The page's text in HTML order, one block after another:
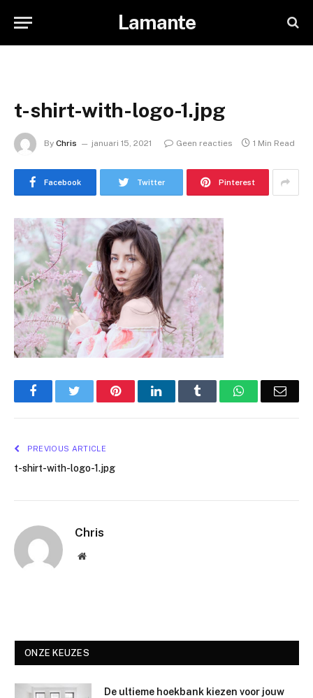
Lamante
t-shirt-with-logo-1.jpg
By Chris januari 15, 2021 Geen reacties 1 Min Read
Facebook Twitter Pinterest
FacebookTwitter PinterestLinkedIn Tumblr WhatsApp
PREVIOUS ARTICLE
t-shirt-with-logo-1.jpg
Chris
Website
ONZE KEUZES
De ultieme hoekbank kiezen voor jouw